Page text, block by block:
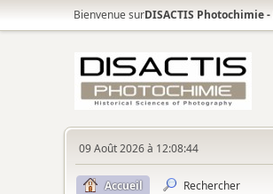
Bienvenue surDISACTIS Photochimie
09 Août 2026 à 12:08:44
Accueil Rechercher